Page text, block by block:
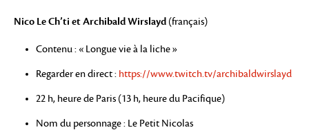
Nico Le Ch’ti et Archibald Wirslayd (français)
Contenu : « Longue vie à la liche »
Regarder en direct : https://www.twitch.tv/archibaldwirslayd
22 h, heure de Paris (13 h, heure du Pacifique)
Nom du personnage : Le Petit Nicolas